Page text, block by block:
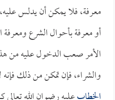
معرفة، فلا يمكن أن يدلس
أو معرفة بأحوال الشرع ومعرفة
الأمر صعب الدخول عليه من
والشراء، فإن تمكن من ذلك